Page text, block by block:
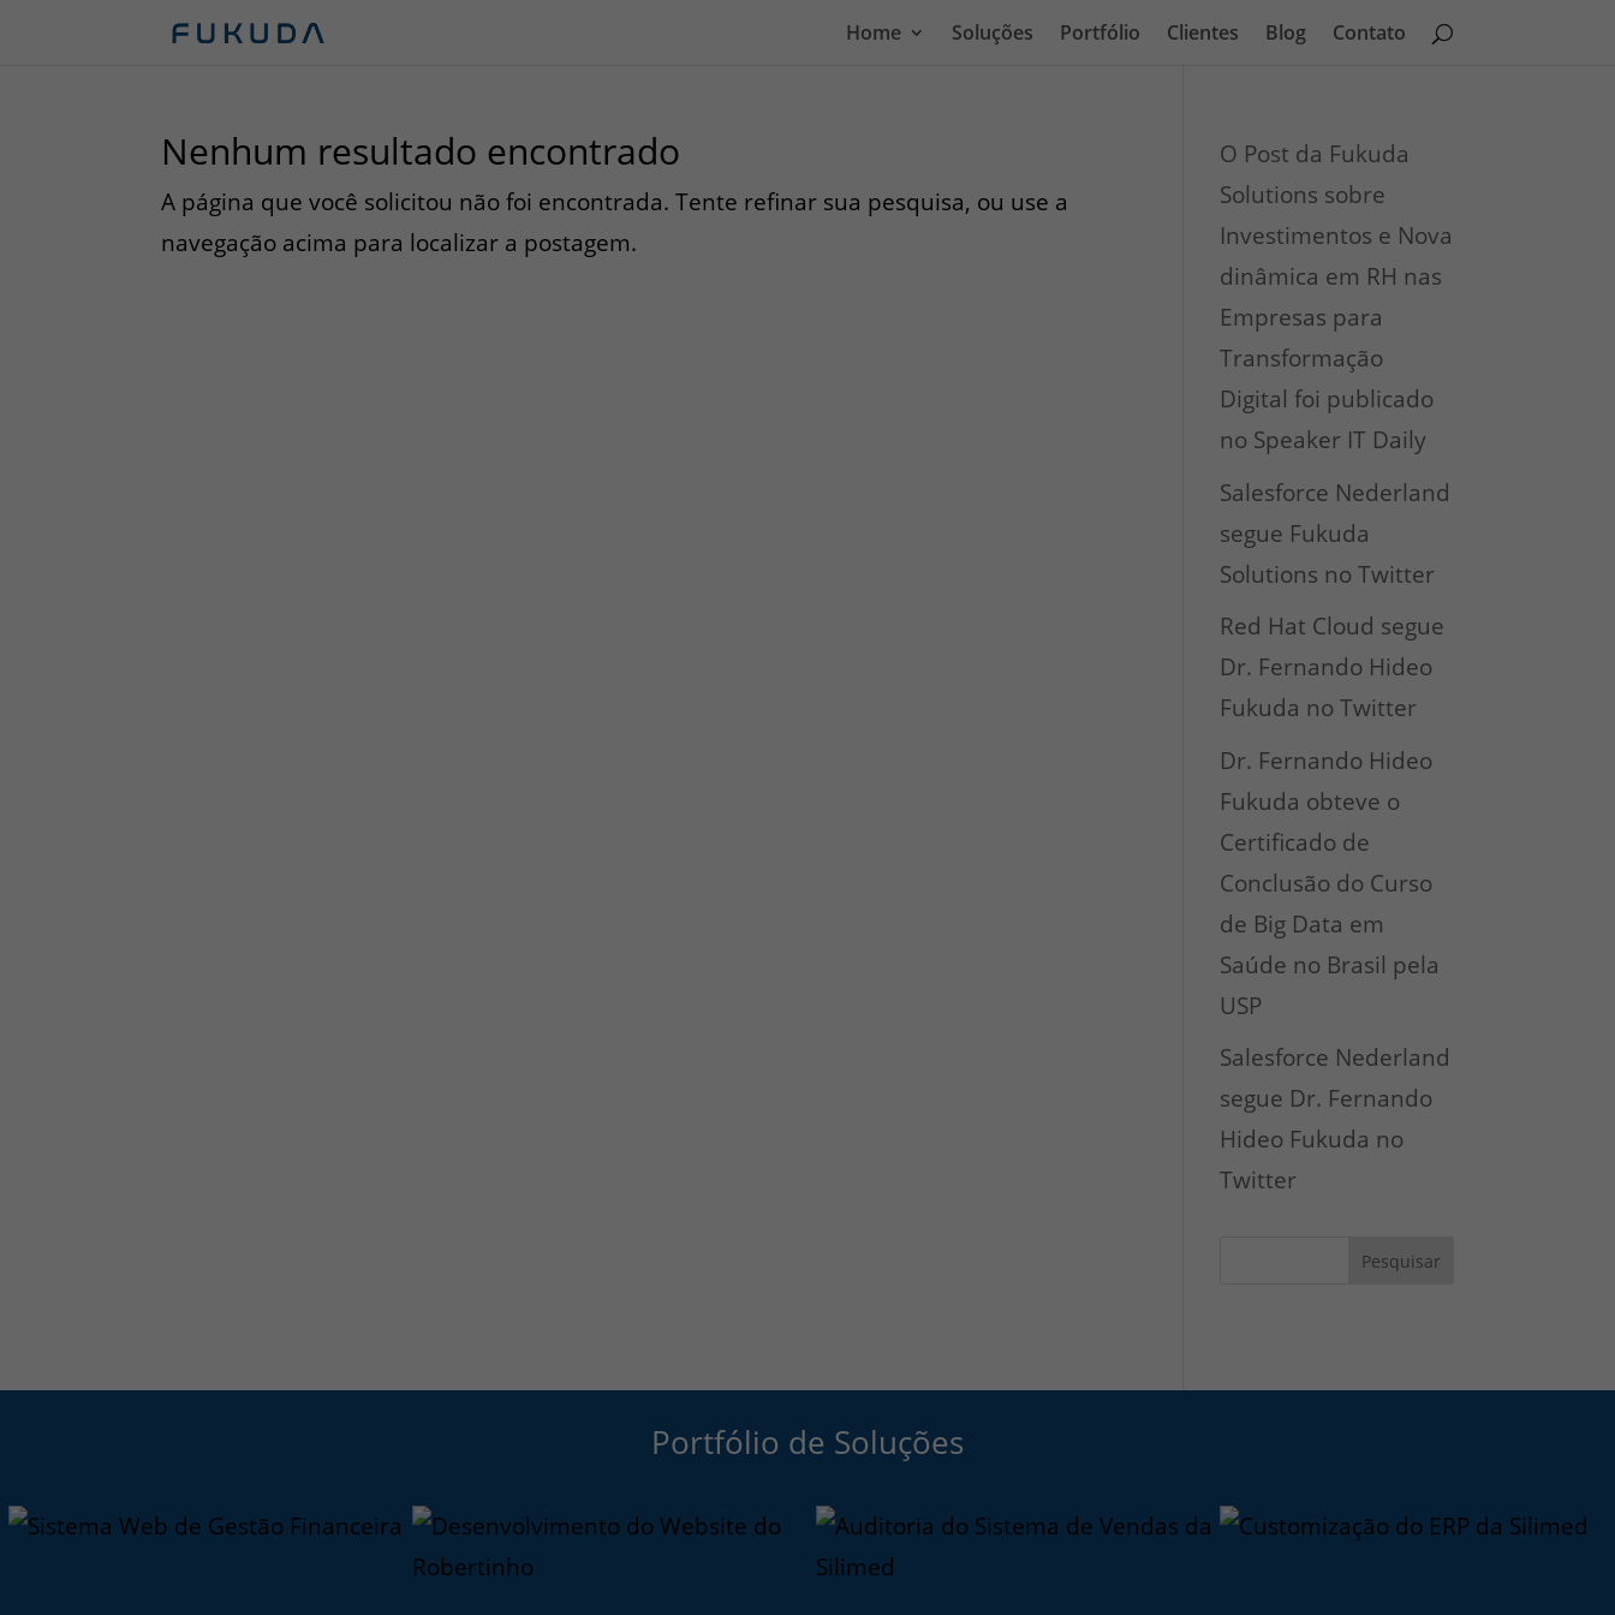
Home Soluções Portfólio Clientes Blog Contato
Nenhum resultado encontrado
A página que você solicitou não foi encontrada. Tente refinar sua pesquisa, ou use a
navegação acima para localizar a postagem.
O Post da Fukuda
Solutions sobre
Investimentos e Nova
dinâmica em RH nas
Empresas para
Transformação
Digital foi publicado
no Speaker IT Daily
Salesforce Nederland
segue Fukuda
Solutions no Twitter
Red Hat Cloud segue
Dr. Fernando Hideo
Fukuda no Twitter
Dr. Fernando Hideo
Fukuda obteve o
Certificado de
Conclusão do Curso
de Big Data em
Saúde no Brasil pela
USP
Salesforce Nederland
segue Dr. Fernando
Hideo Fukuda no
Twitter
Pesquisar
Portfólio de Soluções